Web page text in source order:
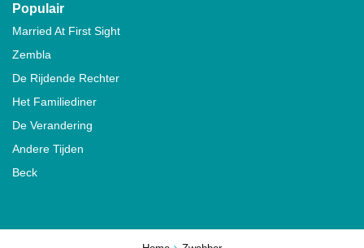
Populair
Married At First Sight
Zembla
De Rijdende Rechter
Het Familiediner
De Verandering
Andere Tijden
Beck